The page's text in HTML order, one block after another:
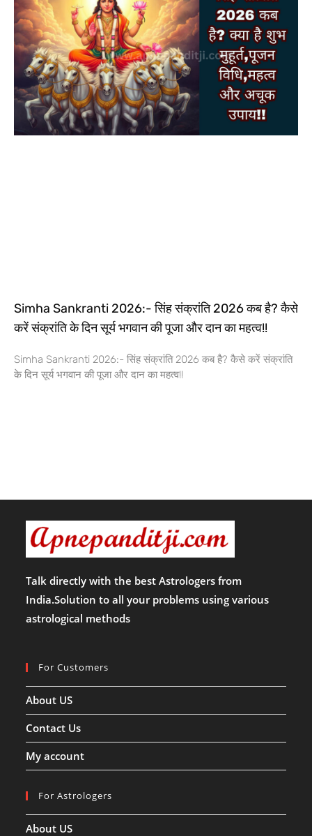
Simha Sankranti 2026:- सिंह संक्रांति 2026 कब है? कैसे
करें संक्रांति के दिन सूर्य भगवान की पूजा और दान का महत्व!!
Simha Sankranti 2026:- सिंह संक्रांति 2026 कब है? कैसे करें संक्रांति
के दिन सूर्य भगवान की पूजा और दान का महत्व!!
Talk directly with the best Astrologers from
India.Solution to all your problems using various
astrological methods
For Customers
About US
Contact Us
My account
For Astrologers
About US